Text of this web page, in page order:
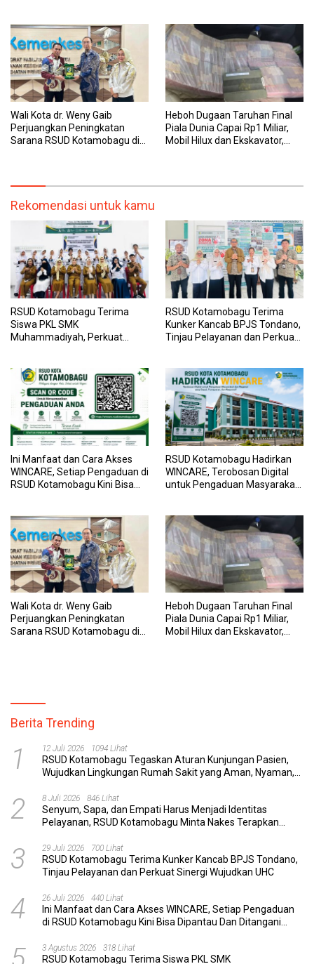
Wali Kota dr. Weny Gaib
Perjuangkan Peningkatan
Sarana RSUD Kotamobagu di
Heboh Dugaan Taruhan Final
Piala Dunia Capai Rp1 Miliar,
Mobil Hilux dan Ekskavator,
Rekomendasi untuk kamu
RSUD Kotamobagu Terima
Siswa PKL SMK
Muhammadiyah, Perkuat
RSUD Kotamobagu Terima
Kunker Kancab BPJS Tondano,
Tinjau Pelayanan dan Perkuat
Ini Manfaat dan Cara Akses
WINCARE, Setiap Pengaduan di
RSUD Kotamobagu Kini Bisa
RSUD Kotamobagu Hadirkan
WINCARE, Terobosan Digital
untuk Pengaduan Masyarakat
Wali Kota dr. Weny Gaib
Perjuangkan Peningkatan
Sarana RSUD Kotamobagu di
Heboh Dugaan Taruhan Final
Piala Dunia Capai Rp1 Miliar,
Mobil Hilux dan Ekskavator,
Berita Trending
1 12 Juli 2026 1094 Lihat
RSUD Kotamobagu Tegaskan Aturan Kunjungan Pasien,
Wujudkan Lingkungan Rumah Sakit yang Aman, Nyaman,
2 8 Juli 2026 846 Lihat
Senyum, Sapa, dan Empati Harus Menjadi Identitas
Pelayanan, RSUD Kotamobagu Minta Nakes Terapkan
3 29 Juli 2026 700 Lihat
RSUD Kotamobagu Terima Kunker Kancab BPJS Tondano,
Tinjau Pelayanan dan Perkuat Sinergi Wujudkan UHC
4 26 Juli 2026 440 Lihat
Ini Manfaat dan Cara Akses WINCARE, Setiap Pengaduan
di RSUD Kotamobagu Kini Bisa Dipantau Dan Ditangani
3 Agustus 2026 318 Lihat
RSUD Kotamobagu Terima Siswa PKL SMK